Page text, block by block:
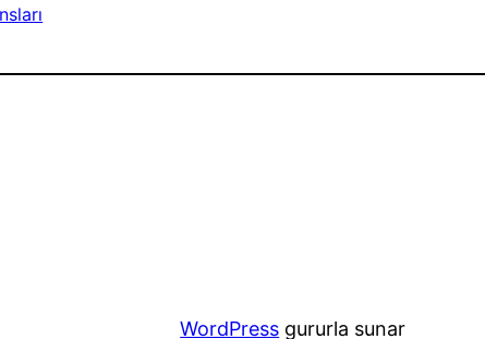
WordPress gururla sunar